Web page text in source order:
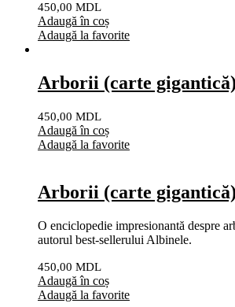
450,00 MDL
Adaugă în coș
Adaugă la favorite
Arborii (carte gigantică)
450,00 MDL
Adaugă în coș
Adaugă la favorite
Arborii (carte gigantică)
O enciclopedie impresionantă despre
autorul best-sellerului Albinele.
450,00 MDL
Adaugă în coș
Adaugă la favorite